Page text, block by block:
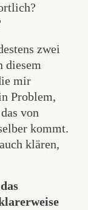
zwei
diesem
mir
Problem,
von
kommt.
klären,